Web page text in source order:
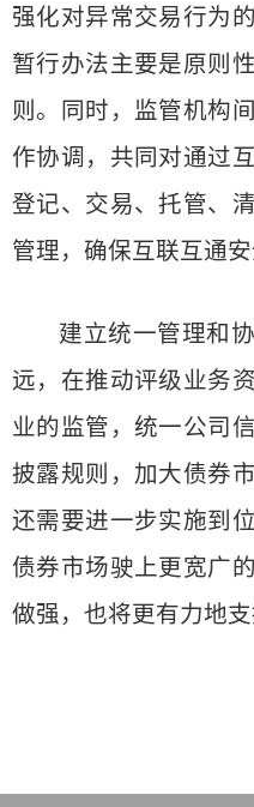
强化对异常交易行为
暂行办法主要是原则
则。同时，监管机构
作协调，共同对通过
登记、交易、托管、
管理，确保互联互通安
建立统一管理和
远，在推动评级业务
业的监管，统一公司
披露规则，加大债券
还需要进一步实施到
债券市场驶上更宽广
做强，也将更有力地支